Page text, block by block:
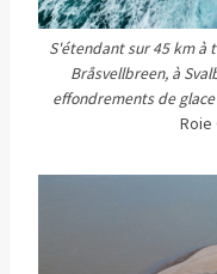
S'étendant sur 45 km à
Bråsvellbreen, à
effondrements de
Roie